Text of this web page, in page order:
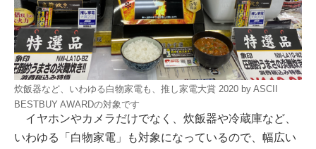
炊飯器など、いわゆる白物家電も、推し家電大賞 2020 by ASCII
BESTBUY AWARDの対象です
イヤホンやカメラだけでなく、炊飯器や冷蔵庫など、
いわゆる「白物家電」も対象になっているので、幅広い